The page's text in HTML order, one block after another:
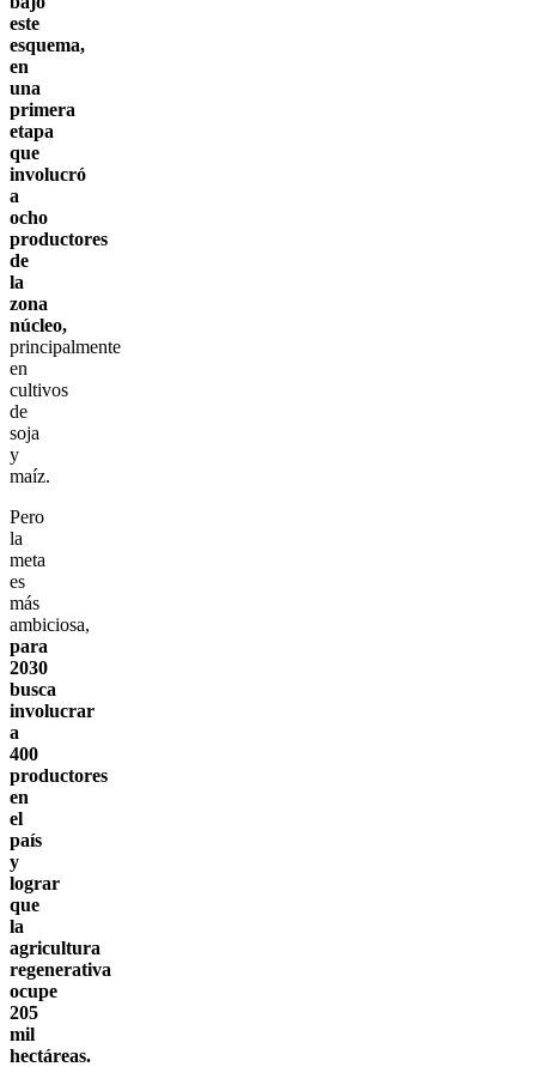
este
esquema,
en
una
primera
etapa
que
involucró
a
ocho
productores
de
la
zona
núcleo,
principalmente
en
cultivos
de
soja
y
maíz.
Pero
la
meta
es
más
ambiciosa,
para
2030
busca
involucrar
a
400
productores
en
el
país
y
lograr
que
la
agricultura
regenerativa
ocupe
205
mil
hectáreas.